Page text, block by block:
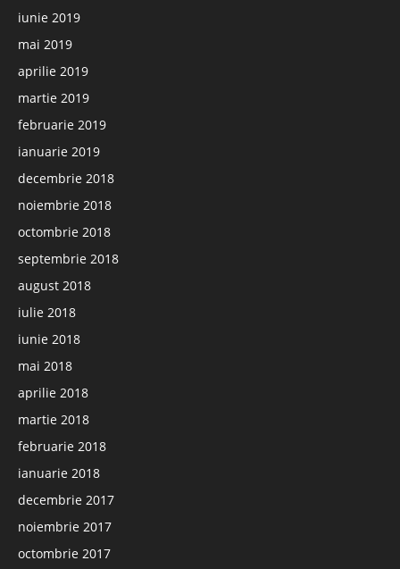
iunie 2019
mai 2019
aprilie 2019
martie 2019
februarie 2019
ianuarie 2019
decembrie 2018
noiembrie 2018
octombrie 2018
septembrie 2018
august 2018
iulie 2018
iunie 2018
mai 2018
aprilie 2018
martie 2018
februarie 2018
ianuarie 2018
decembrie 2017
noiembrie 2017
octombrie 2017